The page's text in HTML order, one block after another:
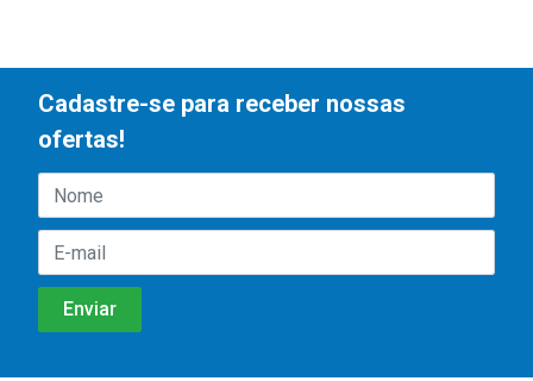
Cadastre-se para receber nossas
ofertas!